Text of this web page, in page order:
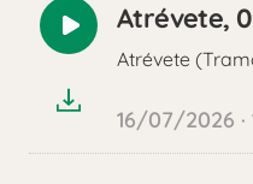
Reproducir
audio
Atrévete,
Atrévete
16/07/2026 ·